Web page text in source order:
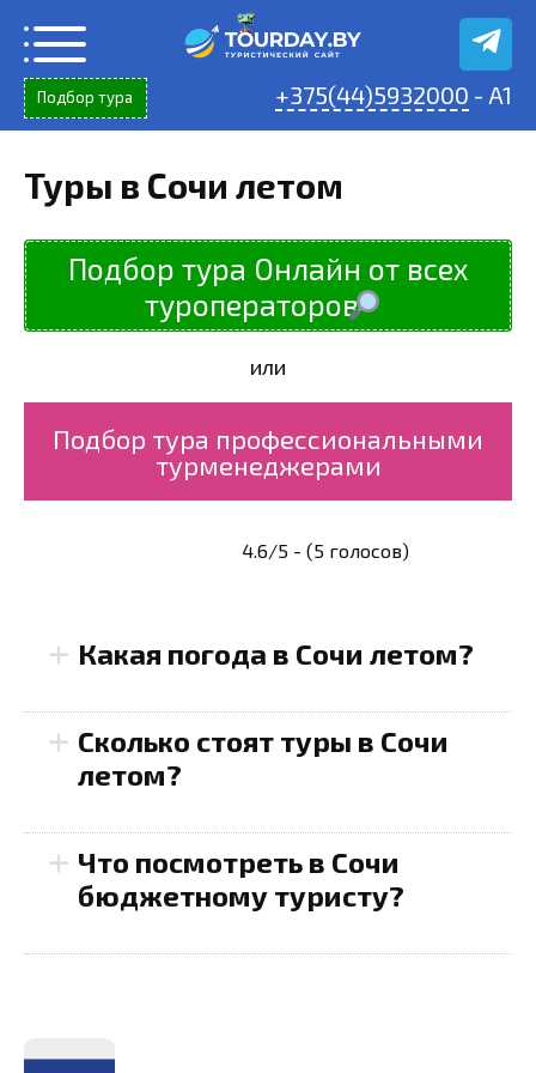
содержанию
Подбор тура +375(44)5932000 - A1
Туры в Сочи летом
Подбор тура Онлайн от всех
туроператоров
или
Подбор тура профессиональными
турменеджерами
4.6/5 - (5 голосов)
+ Какая погода в Сочи летом?
+ Сколько стоят туры в Сочи
летом?
+ Что посмотреть в Сочи
бюджетному туристу?